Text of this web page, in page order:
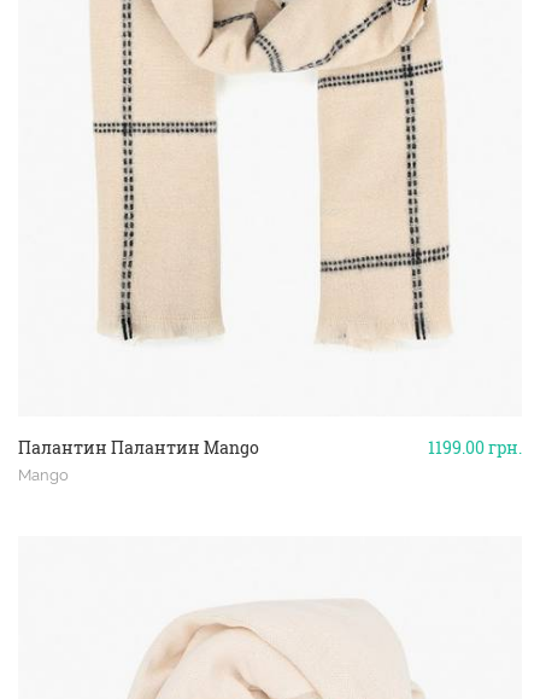
1199.00грн.
Палантин Палантин Mango
Mango